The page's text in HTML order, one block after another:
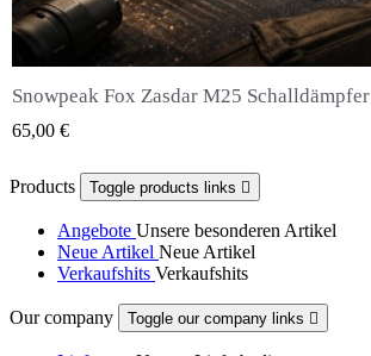
QUICK VIEW
Snowpeak Fox Zasdar M25 Schalldämpfer
65,00 €
Products Toggle products links 
Angebote Unsere besonderen Artikel
Neue Artikel Neue Artikel
Verkaufshits Verkaufshits
Our company Toggle our company links 